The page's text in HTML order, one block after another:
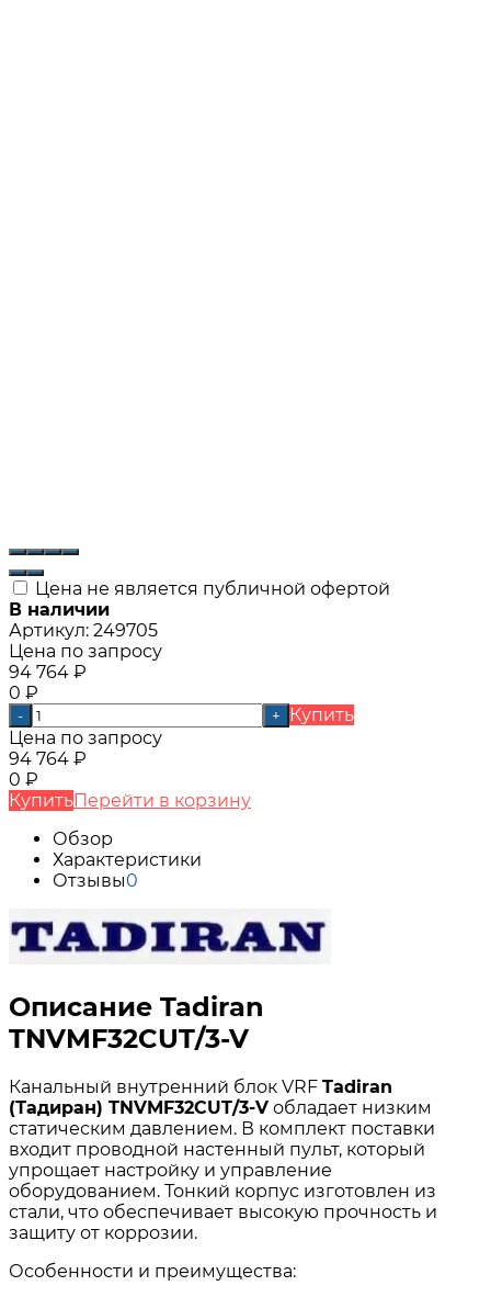
Цена не является публичной офертой
В наличии
Артикул: 249705
Цена по запросу
94 764 ₽
0 ₽
- +
Купить
Цена по запросу
94 764 ₽
0 ₽
КупитьПерейти в корзину
Обзор
Характеристики
Отзывы0
Описание Tadiran
TNVMF32CUT/3-V
Канальный внутренний блок VRF Tadiran
(Тадиран) TNVMF32CUT/3-V обладает низким
статическим давлением. В комплект поставки
входит проводной настенный пульт, который
упрощает настройку и управление
оборудованием. Тонкий корпус изготовлен из
стали, что обеспечивает высокую прочность и
защиту от коррозии.
Особенности и преимущества: